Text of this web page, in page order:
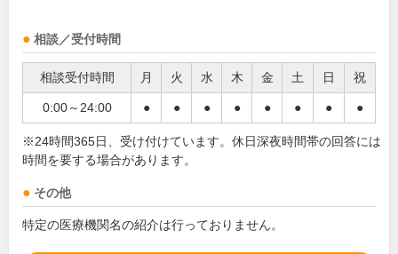
相談／受付時間
相談受付時間 月 火 水 木 金 土 日 祝
0:00～24:00 ● ● ● ● ● ● ● ●
※24時間365日、受け付けています。休日深夜時間帯の回答には
時間を要する場合があります。
その他
特定の医療機関名の紹介は行っておりません。